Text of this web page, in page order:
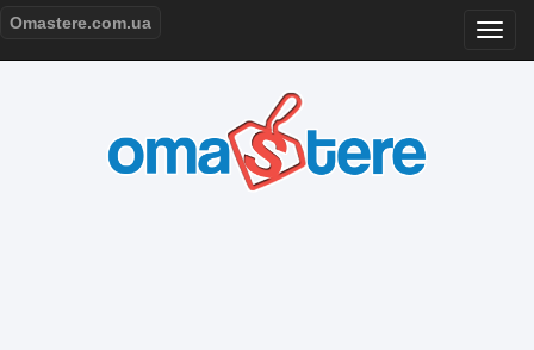
Omastere.com.ua